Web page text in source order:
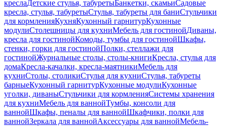
креслаДетские стулья, табуретыБанкетки, скамьиСадовые
кресла, стулья, табуретыСтулья, табуреты для баниСтульчики
для кормленияКухняКухонный гарнитурКухонные
модулиСтолешницы для кухниМебель для гостинойДиваны,
кресла для гостинойКомоды, тумбы для гостинойШкафы,
стенки, горки для гостинойПолки, стеллажи для
гостинойЖурнальные столы, столы-книгиКресла, стулья для
домаКресла-качалки, кресла-маятникиМебель для
кухниСтолы, столикиСтулья для кухниСтулья, табуреты
барныеКухонный гарнитурКухонные модулиКухонные
уголки, диваныСтульчики для кормленияСистемы хранения
для кухниМебель для ваннойТумбы, консоли для
ваннойШкафы, пеналы для ваннойШкафчики, полки для
ваннойЗеркала для ваннойАксессуары для ваннойМебель-